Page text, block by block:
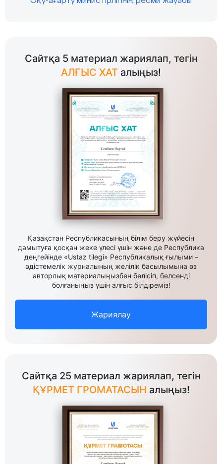
Сайтқа 5 материал жариялап, тегін
АЛҒЫС ХАТ алыңыз!
Қазақстан Республикасының білім беру жүйесін
дамытуға қосқан жеке үлесі үшін және де Республика
деңгейінде «Ustaz tilegi» Республикалық ғылыми –
әдістемелік журналының желілік басылымына өз
авторлық материалыңызбен бөлісіп, белсенді
болғаныңыз үшін алғыс білдіреміз!
Жариялау
Сайтқа 25 материал жариялап, тегін
ҚҰРМЕТ ГРОМАТАСЫН алыңыз!